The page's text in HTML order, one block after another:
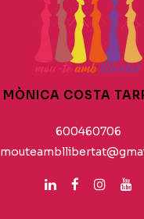
MÒNICA COSTA
600460706